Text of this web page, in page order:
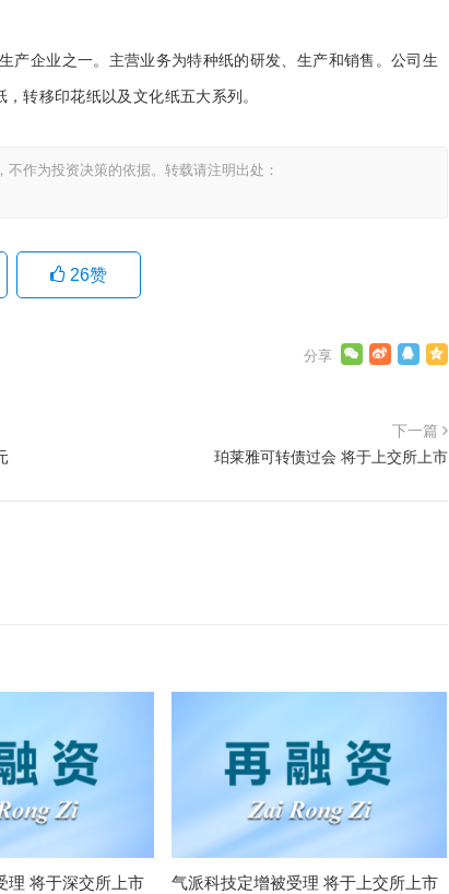
企业之一。主营业务为特种纸的研发、生产和销售。公司生
转移印花纸以及文化纸五大系列。
作为投资决策的依据。转载请注明出处：
26赞
下一篇
珀莱雅可转债过会 将于上交所上市
理 将于深交所上市 气派科技定增被受理 将于上交所上市